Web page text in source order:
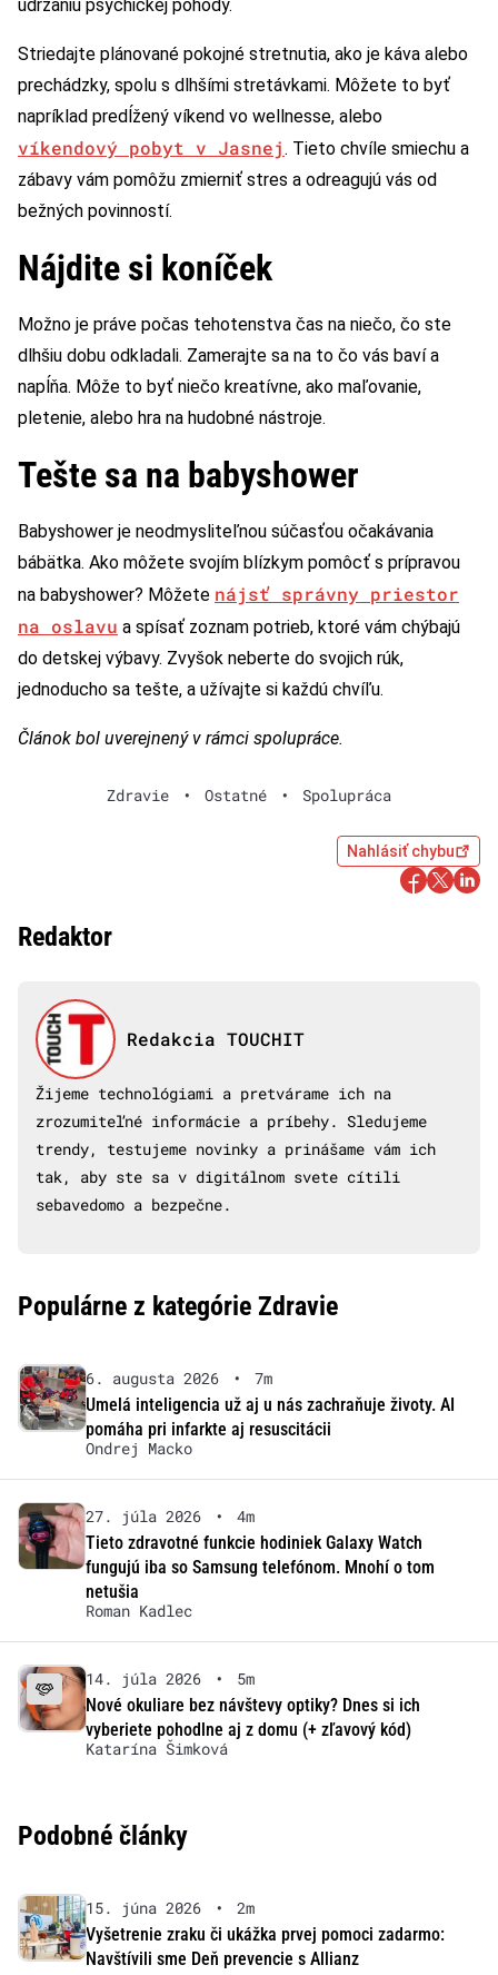
udržaniu psychickej pohody.
Striedajte plánované pokojné stretnutia, ako je káva alebo
prechádzky, spolu s dlhšími stretávkami. Môžete to byť
napríklad predĺžený víkend vo wellnesse, alebo
víkendový pobyt v Jasnej. Tieto chvíle smiechu a
zábavy vám pomôžu zmierniť stres a odreagujú vás od
bežných povinností.
Nájdite si koníček
Možno je práve počas tehotenstva čas na niečo, čo ste
dlhšiu dobu odkladali. Zamerajte sa na to čo vás baví a
napĺňa. Môže to byť niečo kreatívne, ako maľovanie,
pletenie, alebo hra na hudobné nástroje.
Tešte sa na babyshower
Babyshower je neodmysliteľnou súčasťou očakávania
bábätka. Ako môžete svojím blízkym pomôcť s prípravou
na babyshower? Môžete nájsť správny priestor
na oslavu a spísať zoznam potrieb, ktoré vám chýbajú
do detskej výbavy. Zvyšok neberte do svojich rúk,
jednoducho sa tešte, a užívajte si každú chvíľu.
Článok bol uverejnený v rámci spolupráce.
Zdravie • Ostatné • Spolupráca
Nahlásiť chybu
Redaktor
Redakcia TOUCHIT
Žijeme technológiami a pretvárame ich na
zrozumiteľné informácie a príbehy. Sledujeme
trendy, testujeme novinky a prinášame vám ich
tak, aby ste sa v digitálnom svete cítili
sebavedomo a bezpečne.
Populárne z kategórie Zdravie
6. augusta 2026 •
7m
Umelá inteligencia už aj u nás zachraňuje životy. AI
pomáha pri infarkte aj resuscitácii
Ondrej Macko
27. júla 2026 •
4m
Tieto zdravotné funkcie hodiniek Galaxy Watch
fungujú iba so Samsung telefónom. Mnohí o tom
netušia
Roman Kadlec
14. júla 2026 •
5m
Nové okuliare bez návštevy optiky? Dnes si ich
vyberiete pohodlne aj z domu (+ zľavový kód)
Katarína Šimková
Podobné články
15. júna 2026 •
2m
Vyšetrenie zraku či ukážka prvej pomoci zadarmo:
Navštívili sme Deň prevencie s Allianz